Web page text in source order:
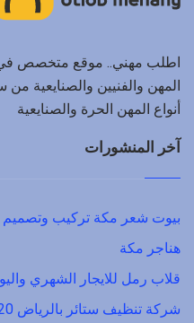
اطلب مهني.. موقع متخصص
المهن والفنيين والصنايعية
أنواع المهن الحرة والصنايعية
آخر المنشورات
بيوت شعر مكة تركيب وتصميم
هناجر مكة
قلاب رمل للايجار الشهري
شركة تنظيف ستائر بالرياض 20% خصم على التنظيف بالبخار